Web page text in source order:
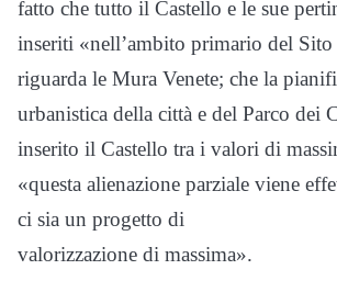
fatto che tutto il Castello e le sue
inseriti «nell’ambito primario del Sito
riguarda le Mura Venete; che la
urbanistica della città e del Parco dei
inserito il Castello tra i valori di
«questa alienazione parziale viene
ci sia un progetto di
valorizzazione di massima».